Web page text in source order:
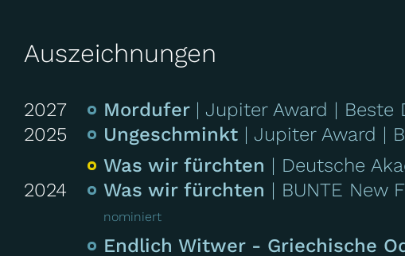
13 | Hand in Hand
Die Drei von der Müllabfuhr Tatort
Auszeichnungen
2027 Mordufer Jupiter Award Beste
2025 Ungeschminkt Jupiter Award
Was wir fürchten Deutsche
2024
Was wir fürchten BUNTE New
nominiert
Endlich Witwer - Griechische